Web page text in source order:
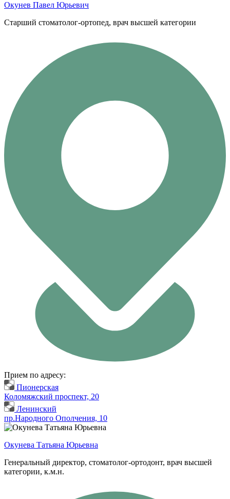
Окунев Павел Юрьевич
Старший стоматолог-ортопед, врач высшей категории
Прием по адресу:
Пионерская
Коломяжский проспект, 20
Ленинский
пр.Народного Ополчения, 10
Окунева Татьяна Юрьевна
Генеральный директор, стоматолог-ортодонт, врач высшей
категории, к.м.н.